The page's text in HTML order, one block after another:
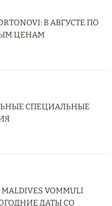
В АВГУСТЕ ПО
ЦЕНАМ
СПЕЦИАЛЬНЫЕ
MALDIVES VOMMULI
ДАТЫ СО